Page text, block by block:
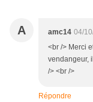
A amc14 04/
<br /> Merci
vendangeur,
/> <br />
Répondre